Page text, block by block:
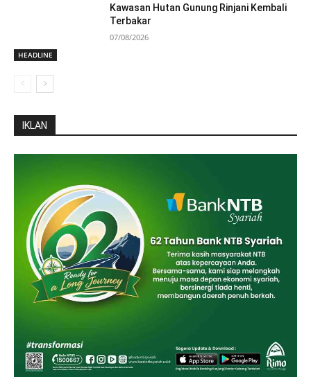
HEADLINE
Kawasan Hutan Gunung Rinjani Kembali
Terbakar
07/08/2026
IKLAN